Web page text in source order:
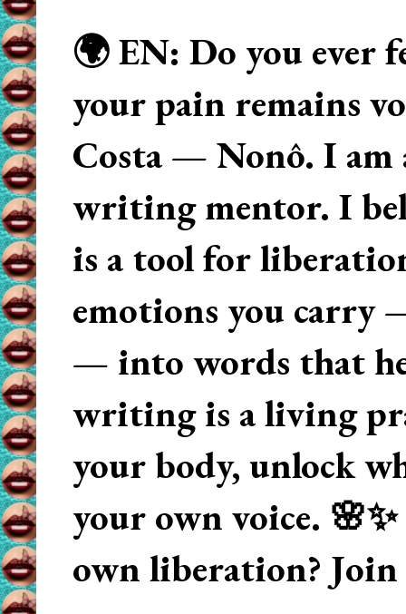
🌍 EN: Do you ever
your pain remains
Costa — Nonô. I am
writing mentor. I
is a tool for
emotions you carry
— into words that
writing is a living
your body, unlock
your own voice.
own liberation? Join